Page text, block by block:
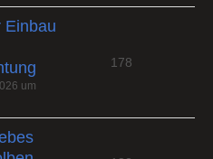
Einbau
um
178